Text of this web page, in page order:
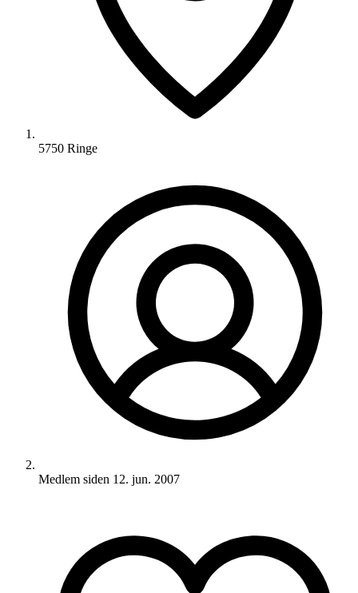
5750 Ringe
Medlem siden 12. jun. 2007